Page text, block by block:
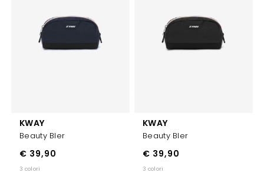
KWAY
Beauty Bler
€ 39,90
3 colori
KWAY
Beauty Bler
€ 39,90
3 colori